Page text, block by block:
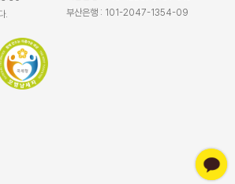
.
부산은행 : 101-2047-1354-09